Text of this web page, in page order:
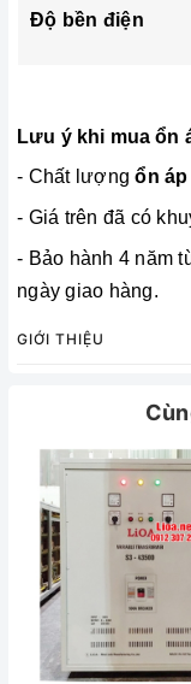
Độ bền điện
Lưu ý khi mua ổn
- Chất lượngổn
- Giá trên đã có
- Bảo hành 4 năm
ngày giao hàng.
GIỚI THIỆU